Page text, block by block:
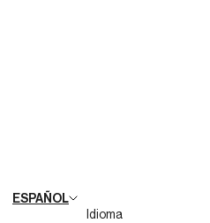
ESPAÑOL
Idioma